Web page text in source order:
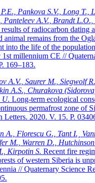
Pankova S.V., Long T.,
A.V., Brandt L.O.,
of radiocarbon dating
animal remains from the
into the life of the
1st millennium CE //
169–183.
A.V., Saurer M., Siegwolf
A.S., Churakova
U. Long-term ecological
permafrost zone of
Letters. 2020. V. 15. P.
A., Florescu G., Tant I.¸
M., Warren D.,
Kirpotin S. Recent fire
of western Siberia is
// Quaternary Science